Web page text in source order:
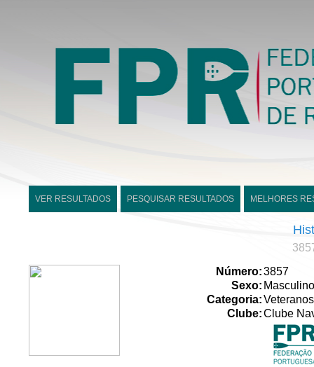
VER RESULTADOS PESQUISAR RESULTADOS MELHORES
Número:3857
Sexo: Masculino
Categoria:Veteranos
Clube:Clube